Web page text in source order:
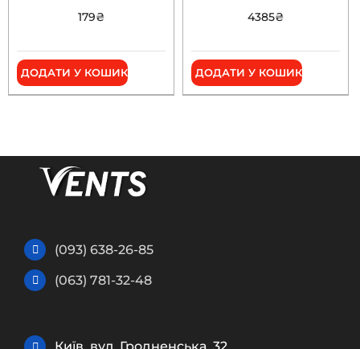
179₴
ДОДАТИ У КОШИК
4385₴
ДОДАТИ У КОШИК
(093) 638-26-85
(063) 781-32-48